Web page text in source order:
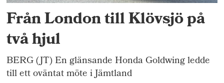
Från London till Klövsjö på
två hjul
BERG (JT) En glänsande Honda Goldwing ledde
till ett oväntat möte i Jämtland